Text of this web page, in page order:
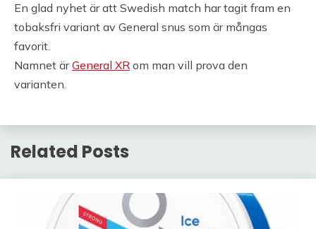
En glad nyhet är att Swedish match har tagit fram en
tobaksfri variant av General snus som är mångas
favorit.
Namnet ärGeneral XR om man vill prova den
varianten.
Related Posts